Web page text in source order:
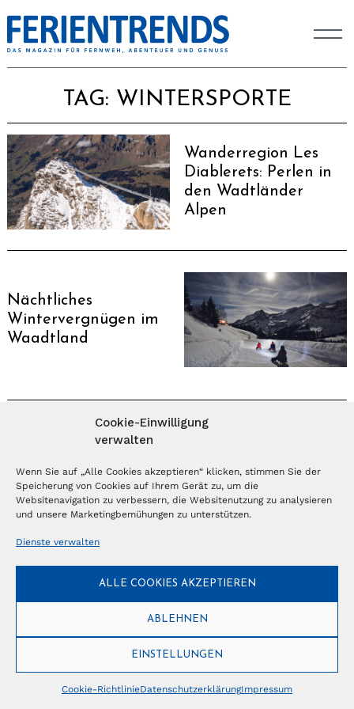
Cookie-Einwilligung
verwalten
Wenn Sie auf „Alle Cookies akzeptieren“ klicken, stimmen Sie der
Speicherung von Cookies auf Ihrem Gerät zu, um die
Websitenavigation zu verbessern, die Websitenutzung zu analysieren
und unsere Marketingbemühungen zu unterstützen.
Dienste verwalten
ALLE COOKIES AKZEPTIEREN
ABLEHNEN
EINSTELLUNGEN
Cookie-RichtlinieDatenschutzerklärungImpressum
TAG: WINTERSPORTE
Wanderregion Les
Diablerets: Perlen in
den Wadtländer
Alpen
Nächtliches
Wintervergnügen im
Waadtland
MAGAZIN ABONNIEREN
Abonnieren
Anmelden
© Copyright 2026 – Ferientrends // info@tlvg.ch
Tourismus Lifestyle Verlag GmbH // Frohbergweg 1 - CH-3012 Bern //
Datenschutzerklärung //Impressum